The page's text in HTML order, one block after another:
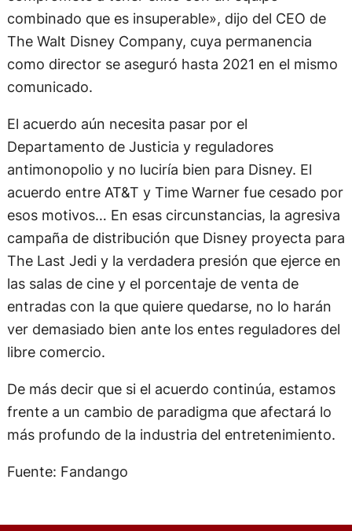
combinado que es insuperable», dijo del CEO de
The Walt Disney Company, cuya permanencia
como director se aseguró hasta 2021 en el mismo
comunicado.
El acuerdo aún necesita pasar por el
Departamento de Justicia y reguladores
antimonopolio y no luciría bien para Disney. El
acuerdo entre AT&T y Time Warner fue cesado por
esos motivos… En esas circunstancias, la agresiva
campaña de distribución que Disney proyecta para
The Last Jedi y la verdadera presión que ejerce en
las salas de cine y el porcentaje de venta de
entradas con la que quiere quedarse, no lo harán
ver demasiado bien ante los entes reguladores del
libre comercio.
De más decir que si el acuerdo continúa, estamos
frente a un cambio de paradigma que afectará lo
más profundo de la industria del entretenimiento.
Fuente: Fandango